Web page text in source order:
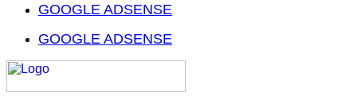
GOOGLE ADSENSE
GOOGLE ADSENSE